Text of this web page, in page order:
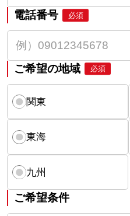
電話番号 必須
ご希望の地域 必須
関東
東海
九州
ご希望条件